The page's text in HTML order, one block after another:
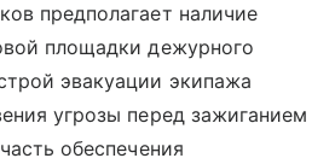
предполагает наличие
площадки дежурного
эвакуации экипажа
угрозы перед зажиганием
обеспечения